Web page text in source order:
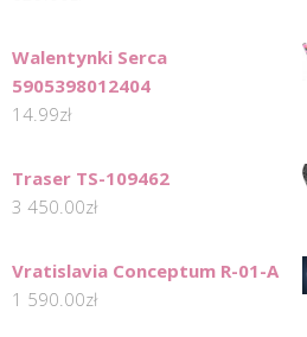
Walentynki Serca
5905398012404
14.99zł
Traser TS-109462
3 450.00zł
Vratislavia Conceptum R-01-A
1 590.00zł